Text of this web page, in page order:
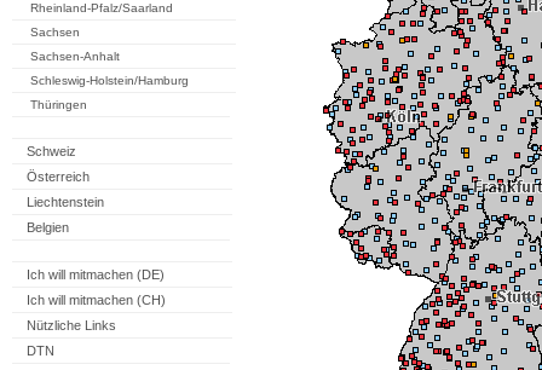
Rheinland-Pfalz/Saarland
Sachsen
Sachsen-Anhalt
Schleswig-Holstein/Hamburg
Thüringen
Schweiz
Österreich
Liechtenstein
Belgien
Ich will mitmachen (DE)
Ich will mitmachen (CH)
Nützliche Links
DTN